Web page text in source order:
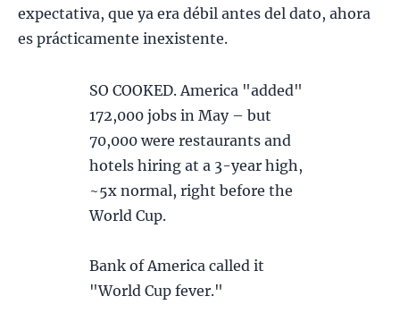
expectativa, que ya era débil antes del dato, ahora
es prácticamente inexistente.
SO COOKED. America "added"
172,000 jobs in May – but
70,000 were restaurants and
hotels hiring at a 3-year high,
~5x normal, right before the
World Cup.
Bank of America called it
"World Cup fever."